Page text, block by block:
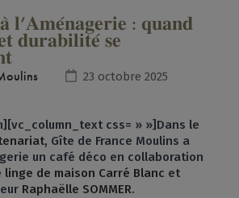
𝐥’𝐀𝐦𝐞́𝐧𝐚𝐠𝐞𝐫𝐢𝐞 : 𝐪𝐮𝐚𝐧𝐝
𝐝𝐮𝐫𝐚𝐛𝐢𝐥𝐢𝐭𝐞́ 𝐬𝐞
23 octobre 2025
css= » »]Dans le
Gîte de France Moulins a
un café déco en collaboration
linge de maison Carré Blanc et
Raphaëlle SOMMER.